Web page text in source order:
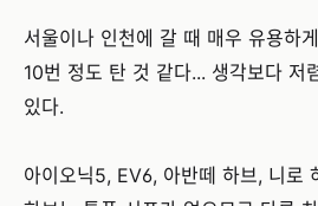
서울이나 인천에 갈 때 매우 유용하
10번 정도 탄 것 같다... 생각보다 저
있다.
아이오닉5, EV6, 아반떼 하브, 니로